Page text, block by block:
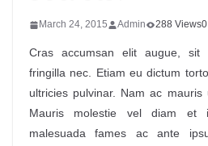
March 24, 2015 Admin 288 Views
Cras accumsan elit augue, sit
fringilla nec. Etiam eu dictum
ultricies pulvinar. Nam ac
Mauris molestie vel diam et
malesuada fames ac ante